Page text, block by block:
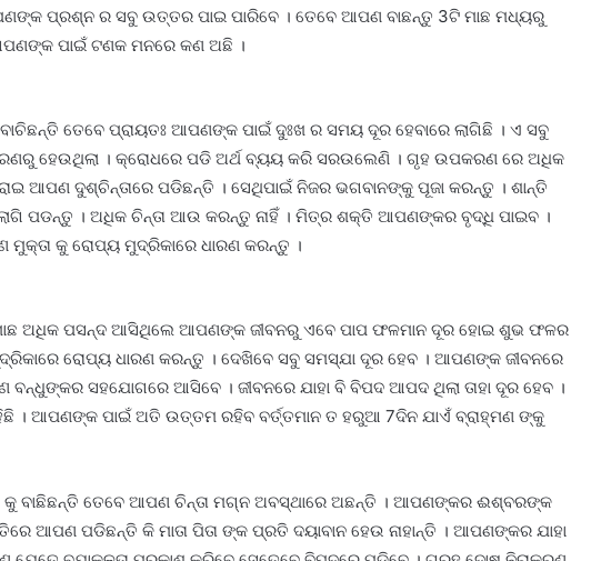
ପ୍ରଶ୍ନ ର ସବୁ ଉତ୍ତର ପାଇ ପାରିବେ । ତେବେ ଆପଣ ବାଛନ୍ତୁ 3ଟି ମାଛ ମଧ୍ୟରୁ
ପାଇଁ ଟଣକ ମନରେ କଣ ଅଛି ।
ତେବେ ପ୍ରାୟତଃ ଆପଣଙ୍କ ପାଇଁ ଦୁଃଖ ର ସମୟ ଦୂର ହେବାରେ ଲାଗିଛି । ଏ ସବୁ
ହେଉଥିଲା । କ୍ରୋଧରେ ପଡି ଅର୍ଥ ବ୍ୟୟ କରି ସରଉଲେଣି । ଗୃହ ଉପକରଣ ରେ ଅଧିକ
ଆପଣ ଦୁଶ୍ଚିନ୍ତାରେ ପଡିଛନ୍ତି । ସେଥିପାଇଁ ନିଜର ଭଗବାନଙ୍କୁ ପୂଜା କରନ୍ତୁ । ଶାନ୍ତି
ଲାଗି ପଡନ୍ତୁ । ଅଧିକ ଚିନ୍ତା ଆଉ କରନ୍ତୁ ନାହିଁ । ମିତ୍ର ଶକ୍ତି ଆପଣଙ୍କର ବୃଦ୍ଧି ପାଇବ ।
କୁ ରୋପ୍ୟ ମୁଦ୍ରିକାରେ ଧାରଣ କରନ୍ତୁ ।
ଅଧିକ ପସନ୍ଦ ଆସିଥିଲେ ଆପଣଙ୍କ ଜୀବନରୁ ଏବେ ପାପ ଫଳମାନ ଦୂର ହୋଇ ଶୁଭ ଫଳର
ରୋପ୍ୟ ଧାରଣ କରନ୍ତୁ । ଦେଖିବେ ସବୁ ସମସ୍ଯା ଦୂର ହେବ । ଆପଣଙ୍କ ଜୀବନରେ
ସହଯୋଗରେ ଆସିବେ । ଜୀବନରେ ଯାହା ବି ବିପଦ ଆପଦ ଥିଲା ତାହା ଦୂର ହେବ ।
। ଆପଣଙ୍କ ପାଇଁ ଅତି ଉତ୍ତମ ରହିବ ବର୍ତ୍ତମାନ ତ ହରୁଆ 7ଦିନ ଯାଏଁ ବ୍ରାହ୍ମଣ ଙ୍କୁ
ବାଛିଛନ୍ତି ତେବେ ଆପଣ ଚିନ୍ତା ମଗ୍ନ ଅବସ୍ଥାରେ ଅଛନ୍ତି । ଆପଣଙ୍କର ଈଶ୍ବରଙ୍କ
ଆପଣ ପଡିଛନ୍ତି କି ମାତା ପିତା ଙ୍କ ପ୍ରତି ଦୟାବାନ ହେଉ ନାହାନ୍ତି । ଆପଣଙ୍କର ଯାହା